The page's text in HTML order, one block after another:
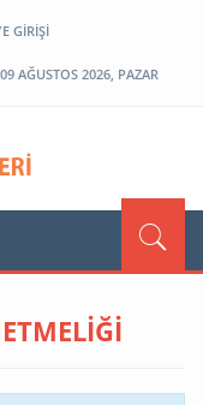
GIRIŞI
09 AĞUSTOS 2026, PAZAR